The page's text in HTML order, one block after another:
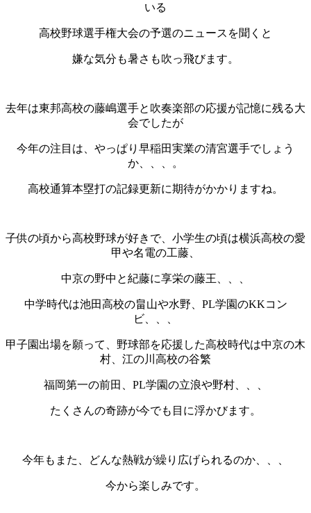
いる
高校野球選手権大会の予選のニュースを聞くと
嫌な気分も暑さも吹っ飛びます。
去年は東邦高校の藤嶋選手と吹奏楽部の応援が記憶に残る大
会でしたが
今年の注目は、やっぱり早稲田実業の清宮選手でしょう
か、、、。
高校通算本塁打の記録更新に期待がかかりますね。
子供の頃から高校野球が好きで、小学生の頃は横浜高校の愛
甲や名電の工藤、
中京の野中と紀藤に享栄の藤王、、、
中学時代は池田高校の畠山や水野、PL学園のKKコン
ビ、、、
甲子園出場を願って、野球部を応援した高校時代は中京の木
村、江の川高校の谷繁
福岡第一の前田、PL学園の立浪や野村、、、
たくさんの奇跡が今でも目に浮かびます。
今年もまた、どんな熱戦が繰り広げられるのか、、、
今から楽しみです。